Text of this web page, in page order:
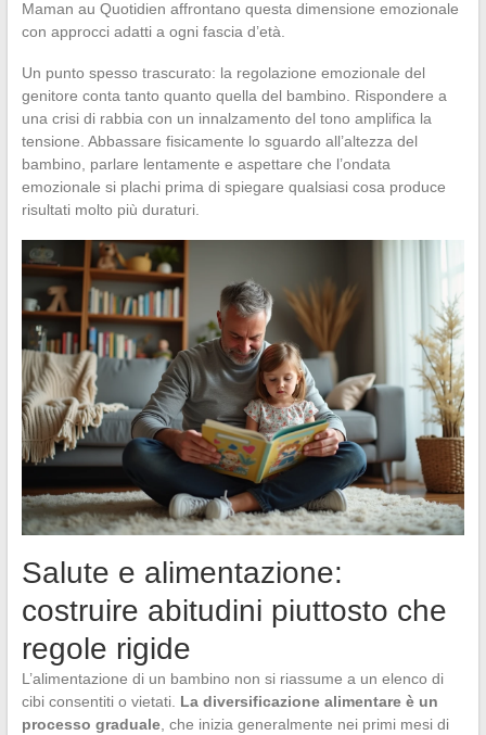
Maman au Quotidien affrontano questa dimensione emozionale
con approcci adatti a ogni fascia d’età.
Un punto spesso trascurato: la regolazione emozionale del
genitore conta tanto quanto quella del bambino. Rispondere a
una crisi di rabbia con un innalzamento del tono amplifica la
tensione. Abbassare fisicamente lo sguardo all’altezza del
bambino, parlare lentamente e aspettare che l’ondata
emozionale si plachi prima di spiegare qualsiasi cosa produce
risultati molto più duraturi.
Salute e alimentazione:
costruire abitudini piuttosto che
regole rigide
L’alimentazione di un bambino non si riassume a un elenco di
cibi consentiti o vietati. La diversificazione alimentare è un
processo graduale, che inizia generalmente nei primi mesi di